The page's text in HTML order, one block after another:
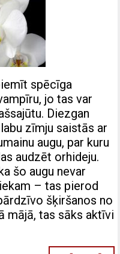
spēcīga
jo tas var
Diezgan
zīmju saistās ar
augu, par kuru
audzēt orhideju.
šo augu nevar
– tas pierod
šķiršanos no
mājā, tas sāks aktīvi